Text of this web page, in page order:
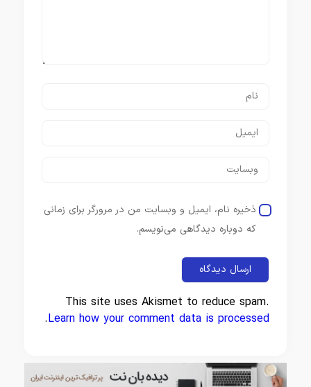
ذخیره نام، ایمیل و وبسایت من در مرورگر برای زمانی
که دوباره دیدگاهی می‌نویسم.
This site uses Akismet to reduce spam.
Learn how your comment data is processed
.